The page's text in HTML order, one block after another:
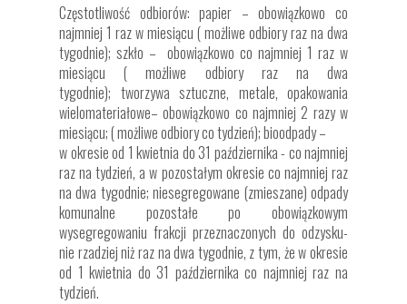
Częstotliwość odbiorów: papier – obowiązkowo co
najmniej 1 raz w miesiącu ( możliwe odbiory raz na dwa
tygodnie); szkło – obowiązkowo co najmniej 1 raz w
miesiącu ( możliwe odbiory raz na dwa
tygodnie); tworzywa sztuczne, metale, opakowania
wielomateriałowe– obowiązkowo co najmniej 2 razy w
miesiącu; ( możliwe odbiory co tydzień); bioodpady –
w okresie od 1 kwietnia do 31 października - co najmniej
raz na tydzień, a w pozostałym okresie co najmniej raz
na dwa tygodnie; niesegregowane (zmieszane) odpady
komunalne pozostałe po obowiązkowym
wysegregowaniu frakcji przeznaczonych do odzysku-
nie rzadziej niż raz na dwa tygodnie, z tym, że w okresie
od 1 kwietnia do 31 października co najmniej raz na
tydzień.